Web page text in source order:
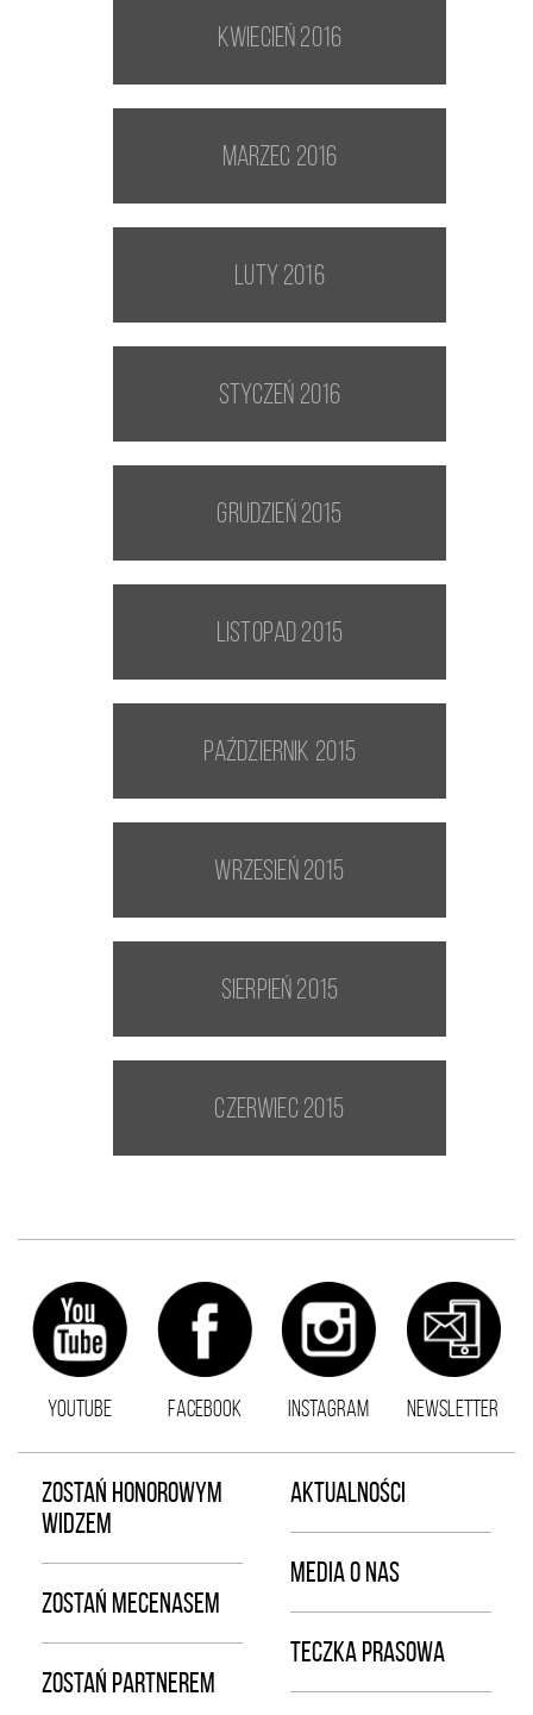
kwiecień 2016
marzec 2016
luty 2016
styczeń 2016
grudzień 2015
listopad 2015
październik 2015
wrzesień 2015
sierpień 2015
czerwiec 2015
YOUTUBE FACEBOOK INSTAGRAM NEWSLETTER
ZOSTAŃ HONOROWYM
WIDZEM
ZOSTAŃ MECENASEM
ZOSTAŃ PARTNEREM
AKTUALNOŚCI
MEDIA O NAS
TECZKA PRASOWA